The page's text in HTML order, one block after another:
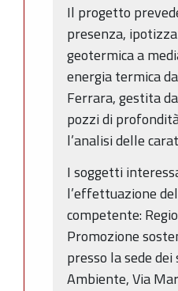
Il progetto
presenza,
geotermica a
energia termica
Ferrara, gestita
pozzi di
l’analisi delle
I soggetti
l’effettuazione
competente:
Promozione
presso la sede
Ambiente, Via